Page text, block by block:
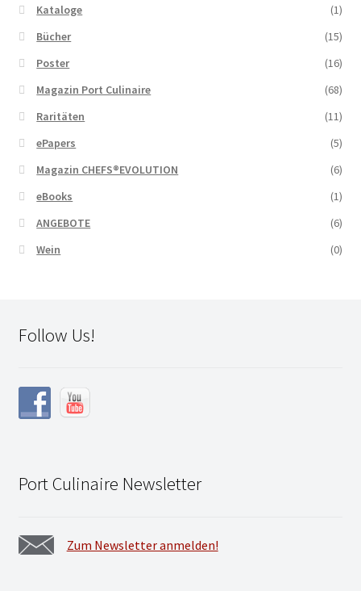
Kataloge
(1)
Bücher
(15)
Poster
(16)
Magazin Port Culinaire
(68)
Raritäten
(11)
ePapers
(5)
Magazin CHEFS®EVOLUTION
(6)
eBooks
(1)
ANGEBOTE
(6)
Wein
(0)
Follow Us!
Port Culinaire Newsletter
Zum Newsletter anmelden!